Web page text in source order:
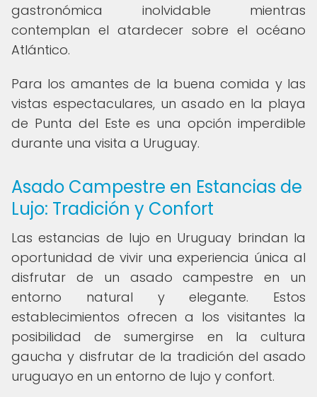
gastronómica inolvidable mientras
contemplan el atardecer sobre el océano
Atlántico.
Para los amantes de la buena comida y las
vistas espectaculares, un asado en la playa
de Punta del Este es una opción imperdible
durante una visita a Uruguay.
Asado Campestre en Estancias de
Lujo: Tradición y Confort
Las estancias de lujo en Uruguay brindan la
oportunidad de vivir una experiencia única al
disfrutar de un asado campestre en un
entorno natural y elegante. Estos
establecimientos ofrecen a los visitantes la
posibilidad de sumergirse en la cultura
gaucha y disfrutar de la tradición del asado
uruguayo en un entorno de lujo y confort.